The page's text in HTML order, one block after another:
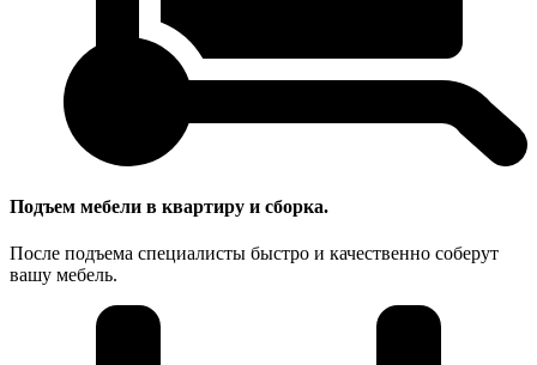
Подъем мебели в квартиру и сборка.
После подъема специалисты быстро и качественно соберут
вашу мебель.